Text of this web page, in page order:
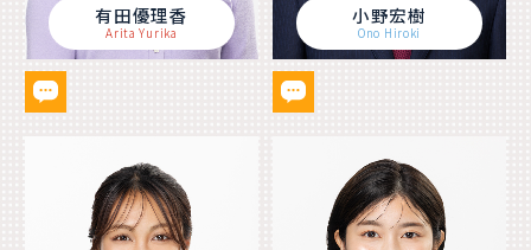
有田優理香
Arita Yurika
小野宏樹
Ono Hiroki